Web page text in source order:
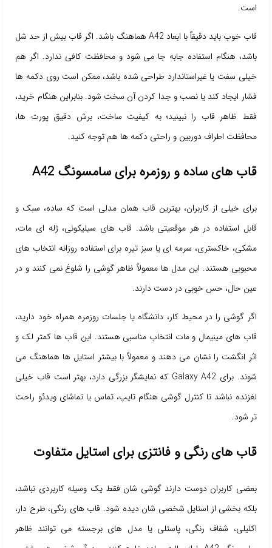
است.
قاب خوب باید دقیقاً با ابعاد A42 هماهنگ باشد. اگر قاب بیش از حد شل
باشد، هنگام استفاده جابه جا می شود و محافظت کافی ندارد. اگر هم
خیلی سفت یا غیراستاندارد طراحی شده باشد، ممکن است روی دکمه ها
فشار ایجاد کند یا نصب و جدا کردن آن سخت شود. بنابراین هنگام خرید،
فقط ظاهر قاب را نبینید؛ به کیفیت ساخت، برش دقیق پورت ها،
محافظت اطراف دوربین و راحتی دکمه ها هم توجه کنید.
قاب های ساده و روزمره برای سامسونگ A42
برای خیلی از کاربران، بهترین قاب همان مدلی است که ساده، سبک و
قابل استفاده در هر موقعیتی باشد. قاب های سیلیکونی، ژله ای مات،
مشکی، خاکستری، سرمه ای یا سبز تیره برای استفاده روزانه انتخاب های
محبوبی هستند. این مدل ها معمولاً ظاهر گوشی را شلوغ نمی کنند و در
عین حال، حس خوبی در دست دارند.
اگر گوشی را در محیط کار، دانشگاه یا جلسات روزمره همراه خود دارید،
قاب های مینیمال و مات انتخاب مناسبی هستند. این قاب ها کمتر لک و
اثر انگشت را نشان می دهند و معمولاً با بیشتر استایل ها هماهنگ می
شوند. برای Galaxy A42 که نمایشگر بزرگی دارد، بهتر است قاب خیلی
لغزنده نباشد تا کنترل گوشی هنگام تایپ، تماس یا تماشای ویدئو راحت
تر شود.
قاب های رنگی و فانتزی برای استایل متفاوت
بعضی کاربران دوست دارند گوشی شان فقط یک وسیله کاربردی نباشد،
بلکه بخشی از استایل شخصی شان دیده شود. قاب های رنگی، طرح دار،
اکلیلی، شفاف رنگی، پاستلی یا مدل های برجسته می توانند ظاهر